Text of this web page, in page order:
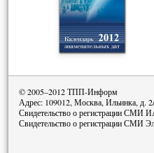
© 2005–2012 ТПП-Информ
Адрес: 109012, Москва, Ильинка, д.
Свидетельство о регистрации СМИ
Свидетельство о регистрации СМИ